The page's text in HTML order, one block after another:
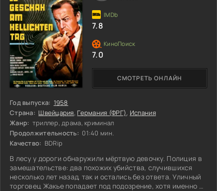
Год выпуска: 1958
Страна: Швейцария, Германия (ФРГ), Испания
Жанр: триллер, драма, криминал
Продолжительность: 01:40 мин.
Качество: BDRip
В лесу у дороги обнаружили мёртвую девочку. Полиция в
замешательстве: два похожих убийства, случившихся
несколько лет назад, так и остались без ответа. Уличный
торговец Жакье попадает под подозрение, хотя именно он
СМОТРЕТЬ ОНЛАЙН
7.8
7.0